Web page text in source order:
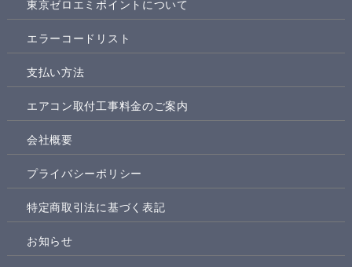
東京ゼロエミポイントについて
エラーコードリスト
支払い方法
エアコン取付工事料金のご案内
会社概要
プライバシーポリシー
特定商取引法に基づく表記
お知らせ